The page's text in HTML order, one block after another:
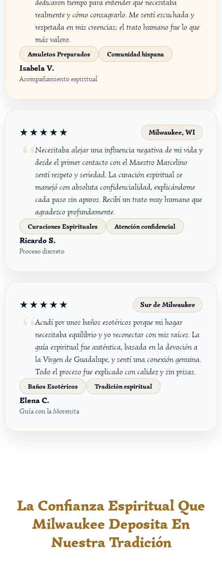
dedicaron tiempo para entender qué necesitaba
realmente y cómo consagrarlo. Me sentí escuchada y
respetada en mis creencias; el trato humano fue lo que
más valoro.
Amuletos Preparados Comunidad hispana
Isabela V.
Acompañamiento espiritual
★★★★★
Milwaukee, WI
Necesitaba alejar una influencia negativa de mi vida y
desde el primer contacto con el Maestro Marcelino
sentí respeto y seriedad. La curación espiritual se
manejó con absoluta confidencialidad, explicándome
cada paso sin apuros. Recibí un trato muy humano que
agradezco profundamente.
Curaciones Espirituales Atención confidencial
Ricardo S.
Proceso discreto
★★★★★
Sur de Milwaukee
Acudí por unos baños esotéricos porque mi hogar
necesitaba equilibrio y yo reconectar con mis raíces. La
guía espiritual fue auténtica, basada en la devoción a
la Virgen de Guadalupe, y sentí una conexión genuina.
Todo el proceso fue explicado con calidez y sin prisas.
Baños Esotéricos Tradición espiritual
Elena C.
Guía con la Morenita
La Confianza Espiritual Que
Milwaukee Deposita En
Nuestra Tradición